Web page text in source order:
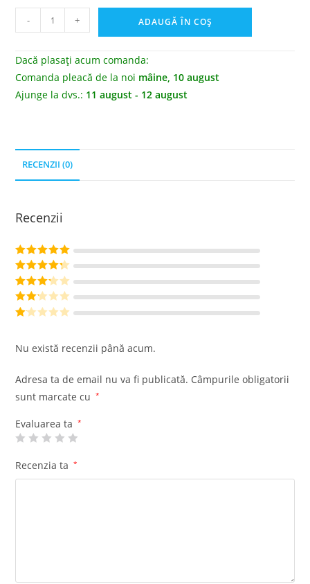
- + ADAUGĂ ÎN COȘ
Dacă plasați acum comanda:
Comanda pleacă de la noi mâine, 10 august
Ajunge la dvs.: 11 august - 12 august
RECENZII (0)
Recenzii
Evaluat la5
din 5
Evaluat la
4din 5
Evaluat
la3din
Evalu
1
n
Nu există recenzii până acum.
Adresa ta de email nu va fi publicată. Câmpurile obligatorii
sunt marcate cu
*
Evaluarea ta *
Recenzia ta *